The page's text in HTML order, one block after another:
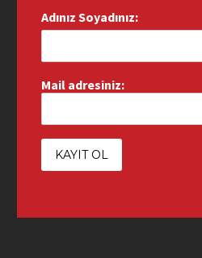
Adınız Soyadınız:
Mail adresiniz: